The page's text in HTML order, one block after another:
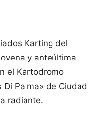
Karting del
y anteúltima
el Kartodromo
Di Palma» de Ciudad
radiante.